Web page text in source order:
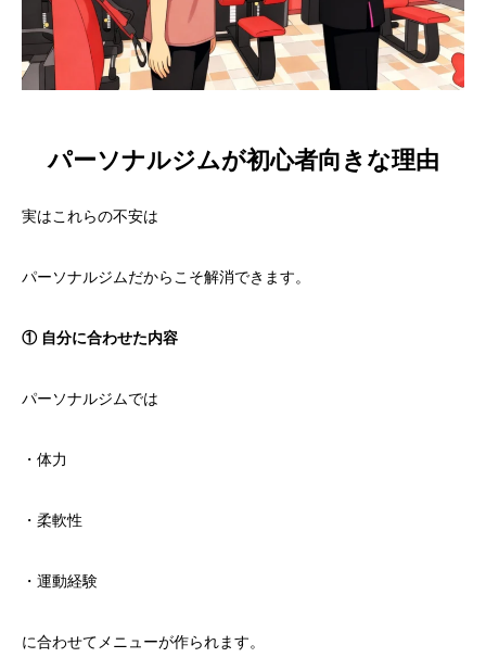
パーソナルジムが初心者向きな理由
実はこれらの不安は
パーソナルジムだからこそ解消できます。
① 自分に合わせた内容
パーソナルジムでは
・体力
・柔軟性
・運動経験
に合わせてメニューが作られます。